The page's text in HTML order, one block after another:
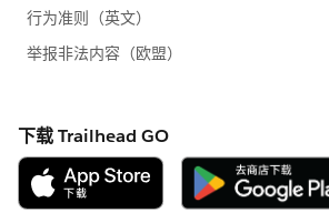
Tableau Technical Support
プを新たに作成し、Tableau製品に
ジやTipsなどのお役立ち情報やサポ
今後は、こちらのコミュニティグル
皆様のお役立ちできる情報を展開し
ので。まだご参加いただいていない